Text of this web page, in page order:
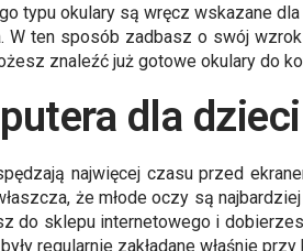
typu okulary są wręcz wskazane
W ten sposób zadbasz o swój
znaleźć już gotowe okulary do
dla dzieci
najwięcej czasu przed
że młode oczy są
do sklepu internetowego i
regularnie zakładane właśnie